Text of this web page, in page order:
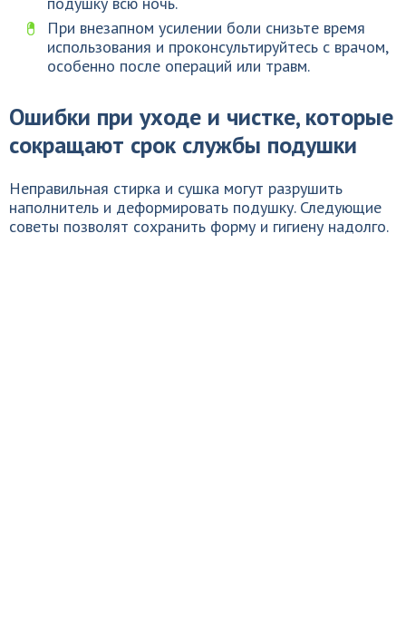
При внезапном усилении боли снизьте время
использования и проконсультируйтесь с врачом,
особенно после операций или травм.
Ошибки при уходе и чистке, которые
сокращают срок службы подушки
Неправильная стирка и сушка могут разрушить
наполнитель и деформировать подушку. Следующие
советы позволят сохранить форму и гигиену надолго.